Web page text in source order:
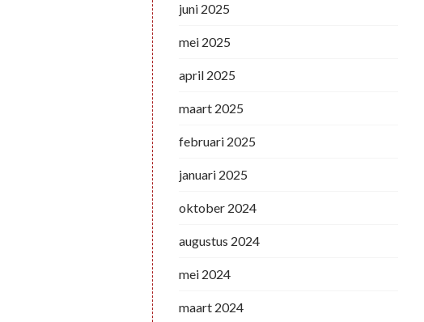
juni 2025
mei 2025
april 2025
maart 2025
februari 2025
januari 2025
oktober 2024
augustus 2024
mei 2024
maart 2024